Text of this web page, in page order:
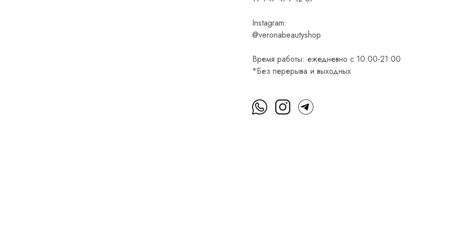
Instagram:
@veronabeautyshop
Время работы: ежедневно с 10:00-21:00
*Без перерыва и выходных